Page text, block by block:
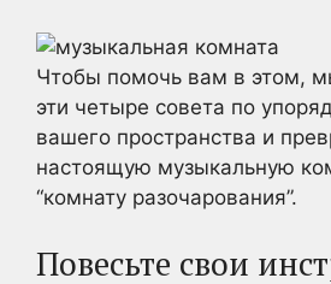
Чтобы помочь вам в этом,
эти четыре совета по
вашего пространства и
настоящую музыкальную
“комнату разочарования”.
Повесьте свои